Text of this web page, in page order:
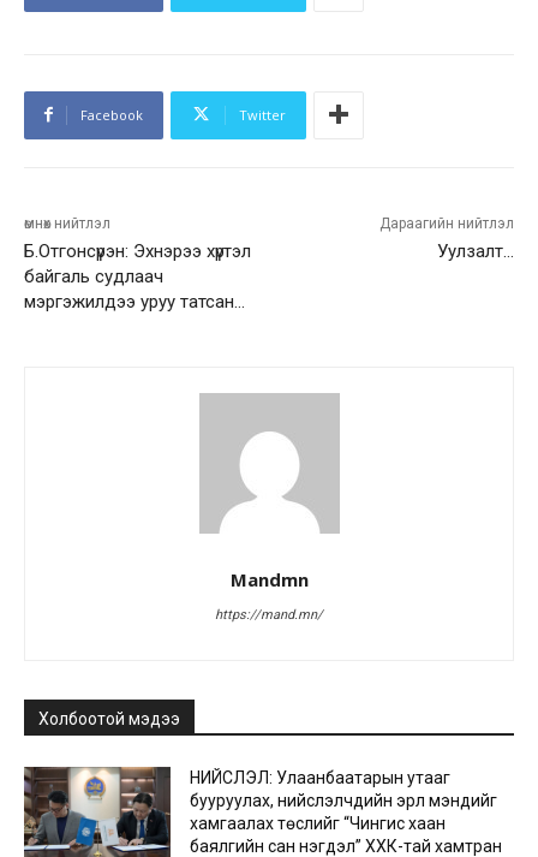
Facebook Twitter
өмнөх нийтлэл
Б.Отгонсүрэн: Эхнэрээ хүртэл
байгаль судлаач
мэргэжилдээ уруу татсан…
Дараагийн нийтлэл
Уулзалт…
Mandmn
https://mand.mn/
Холбоотой мэдээ
НИЙСЛЭЛ: Улаанбаатарын утааг
бууруулах, нийслэлчүүдийн эрүүл мэндийг
хамгаалах төслийг “Чингис хаан
баялгийн сан нэгдэл” ХХК-тай хамтран